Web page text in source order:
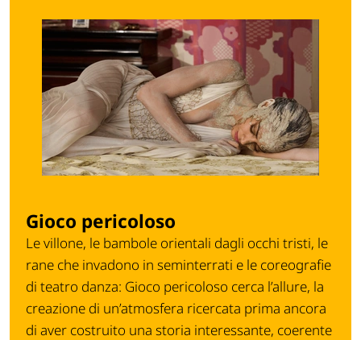
Gioco pericoloso
Le villone, le bambole orientali dagli occhi tristi, le
rane che invadono in seminterrati e le coreografie
di teatro danza: Gioco pericoloso cerca l’allure, la
creazione di un’atmosfera ricercata prima ancora
di aver costruito una storia interessante, coerente